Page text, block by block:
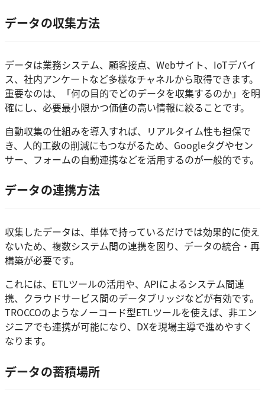
データの収集方法
データは業務システム、顧客接点、Webサイト、IoTデバイ
ス、社内アンケートなど多様なチャネルから取得できます。
重要なのは、「何の目的でどのデータを収集するのか」を明
確にし、必要最小限かつ価値の高い情報に絞ることです。
自動収集の仕組みを導入すれば、リアルタイム性も担保で
き、人的工数の削減にもつながるため、Googleタグやセン
サー、フォームの自動連携などを活用するのが一般的です。
データの連携方法
収集したデータは、単体で持っているだけでは効果的に使え
ないため、複数システム間の連携を図り、データの統合・再
構築が必要です。
これには、ETLツールの活用や、APIによるシステム間連
携、クラウドサービス間のデータブリッジなどが有効です。
TROCCOのようなノーコード型ETLツールを使えば、非エン
ジニアでも連携が可能になり、DXを現場主導で進めやすく
なります。
データの蓄積場所